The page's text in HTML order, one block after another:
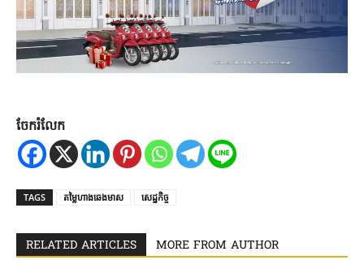
ចែករំលែក
TAGS តម្លៃហាងឆេងមាស សេដ្ឋកិច្ច
RELATED ARTICLES MORE FROM AUTHOR